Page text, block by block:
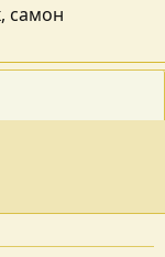
самон